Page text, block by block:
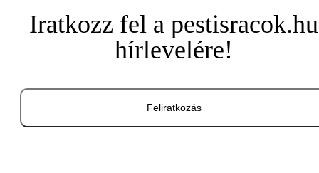
Iratkozz fel a pestisracok.hu
hírlevelére!
Feliratkozás